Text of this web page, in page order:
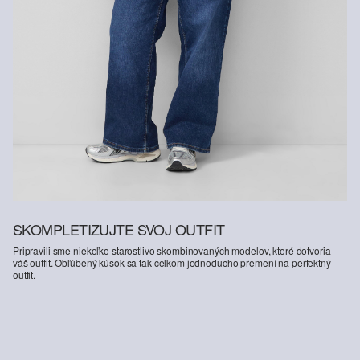
recyklovaný polyester vyrobený z recyklovaného plastu, napríklad
z PET fliaš alebo recyklovaných vláken, ktoré boli získané
z vyradeného šatstva.
SKOMPLETIZUJTE SVOJ OUTFIT
Pripravili sme niekoľko starostlivo skombinovaných modelov, ktoré dotvoria
váš outfit. Obľúbený kúsok sa tak celkom jednoducho premení na perfektný
outfit.